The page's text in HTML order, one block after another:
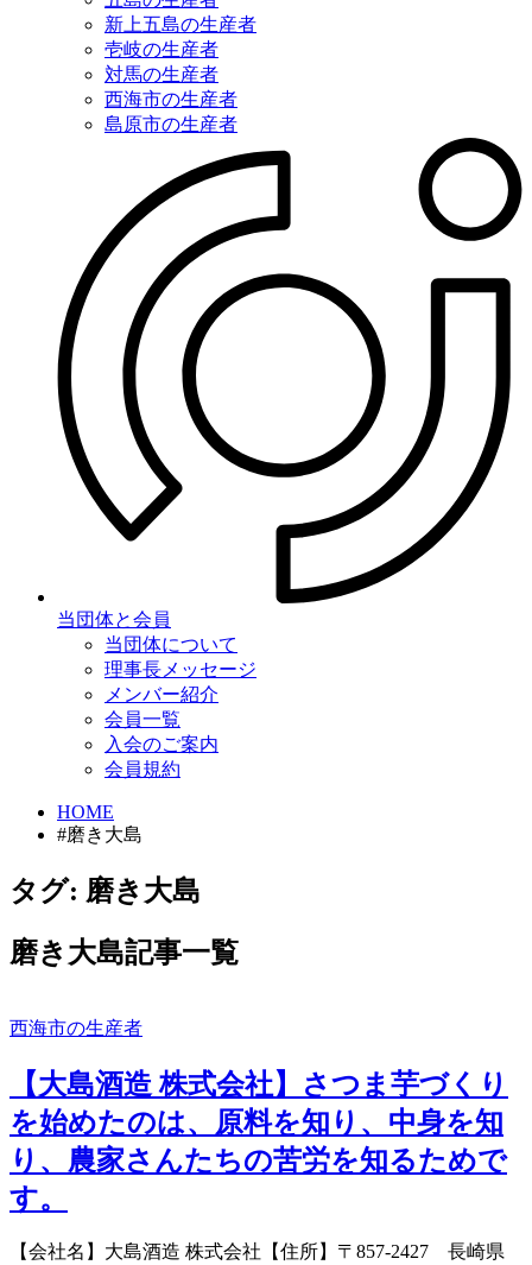
新上五島の生産者
壱岐の生産者
対馬の生産者
西海市の生産者
島原市の生産者
当団体と会員
当団体について
理事長メッセージ
メンバー紹介
会員一覧
入会のご案内
会員規約
HOME
#磨き大島
タグ: 磨き大島
磨き大島記事一覧
西海市の生産者
【大島酒造 株式会社】さつま芋づくり
を始めたのは、原料を知り、中身を知
り、農家さんたちの苦労を知るためで
す。
【会社名】大島酒造 株式会社【住所】〒857-2427 長崎県